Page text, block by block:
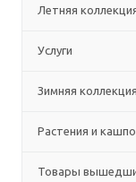
Летняя
Услуги
Зимняя коллекция
Растения и кашпо
Товары